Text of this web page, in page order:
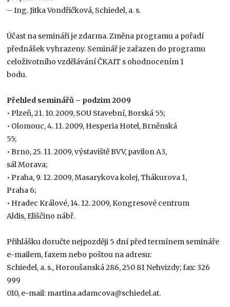
– Ing. Jitka Vondřičková, Schiedel, a. s.
Účast na semináři je zdarma. Změna programu a pořadí
přednášek vyhrazeny. Seminář je zařazen do programu
celoživotního vzdělávání ČKAIT s ohodnocením 1
bodu.
Přehled seminářů – podzim 2009
• Plzeň, 21. 10. 2009, SOU Stavební, Borská 55;
• Olomouc, 4. 11. 2009, Hesperia Hotel, Brněnská
55;
• Brno, 25. 11. 2009, výstaviště BVV, pavilon A3,
sál Morava;
• Praha, 9. 12. 2009, Masarykova kolej, Thákurova 1,
Praha 6;
• Hradec Králové, 14. 12. 2009, Kongresové centrum
Aldis, Eliščino nábř.
Přihlášku doručte nejpozději 5 dní před termínem semináře
e-mailem, faxem nebo poštou na adresu:
Schiedel, a. s., Horoušanská 286, 250 81 Nehvizdy; fax: 326
999
010, e-mail: martina.adamcova@schiedel.at.